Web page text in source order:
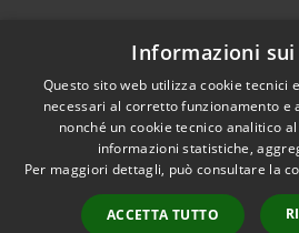
RSS
Accessibilità
Cookie
Mappa del sito
Informazioni
Questo sito web utilizza cookie tecnici
necessari al corretto funzionamento e
nonché un cookie tecnico analitico
informazioni statistiche,
Per maggiori dettagli, può consultare la
ACCETTA TUTTO